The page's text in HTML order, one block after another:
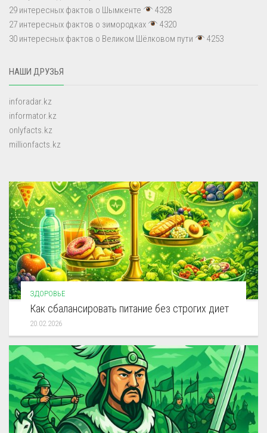
29 интересных фактов о Шымкенте
4328
27 интересных фактов о зимородках
4320
30 интересных фактов о Великом Шёлковом пути
4253
НАШИ ДРУЗЬЯ
inforadar.kz
informator.kz
onlyfacts.kz
millionfacts.kz
ЗДОРОВЬЕ
Как сбалансировать питание без строгих диет
20.02.2026